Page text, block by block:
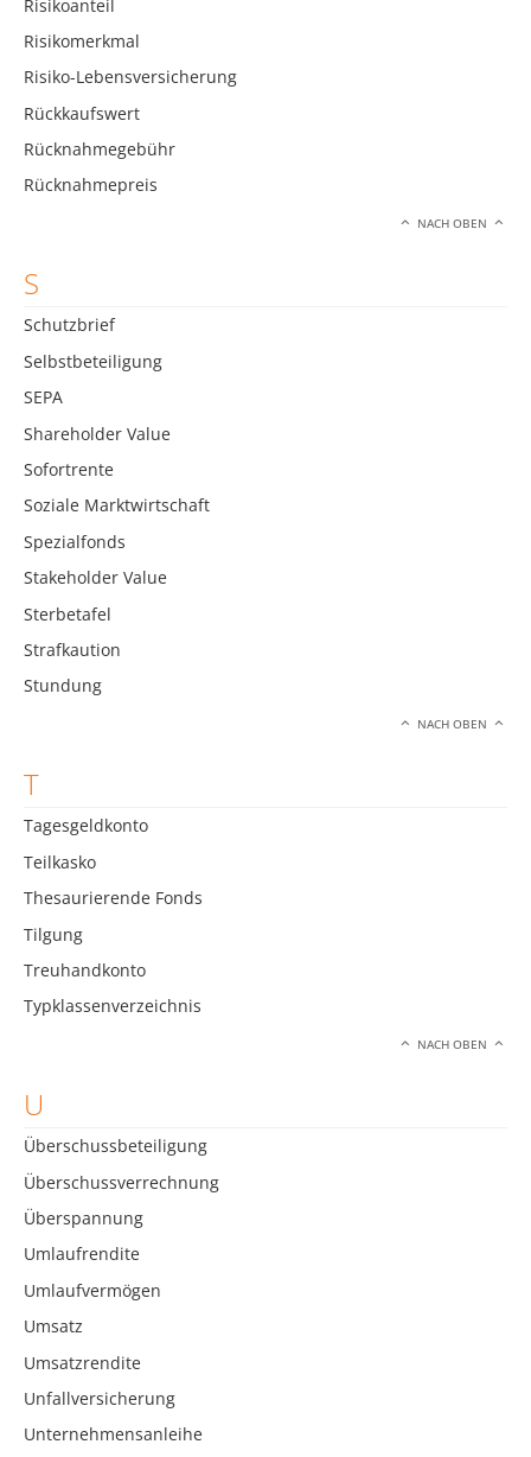
Risikoanteil
Risikomerkmal
Risiko-Lebensversicherung
Rückkaufswert
Rücknahmegebühr
Rücknahmepreis
NACH OBEN
S
Schutzbrief
Selbstbeteiligung
SEPA
Shareholder Value
Sofortrente
Soziale Marktwirtschaft
Spezialfonds
Stakeholder Value
Sterbetafel
Strafkaution
Stundung
NACH OBEN
T
Tagesgeldkonto
Teilkasko
Thesaurierende Fonds
Tilgung
Treuhandkonto
Typklassenverzeichnis
NACH OBEN
U
Überschussbeteiligung
Überschussverrechnung
Überspannung
Umlaufrendite
Umlaufvermögen
Umsatz
Umsatzrendite
Unfallversicherung
Unternehmensanleihe